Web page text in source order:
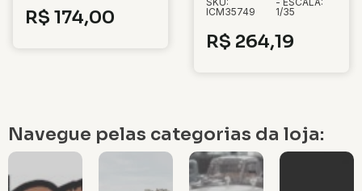
R$ 174,00
ICM35749
1/35
R$ 264,19
Navegue pelas categorias da loja: